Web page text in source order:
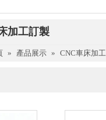
加工訂製
» 產品展示 » CNC車床加工